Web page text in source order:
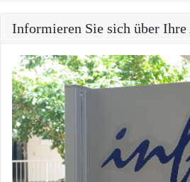
Informieren Sie sich über